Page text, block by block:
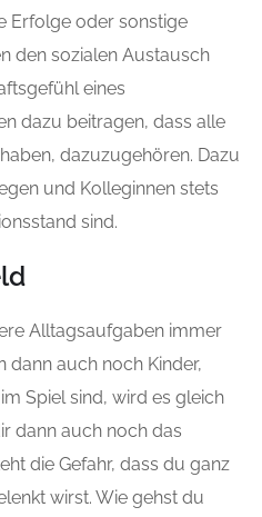
Erfolge oder sonstige
den sozialen Austausch
eines
dazu beitragen, dass alle
dazuzugehören. Dazu
und Kolleginnen stets
sind.
Alltagsaufgaben immer
dann auch noch Kinder,
Spiel sind, wird es gleich
dann auch noch das
die Gefahr, dass du ganz
wirst. Wie gehst du